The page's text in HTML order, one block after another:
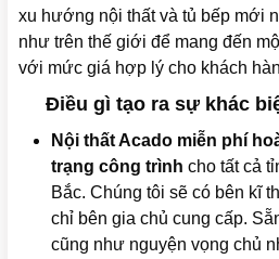
xu hướng nội thất và tủ bếp mới
như trên thế giới để mang đến
với mức giá hợp lý cho khách
Điều gì tạo ra sự khác
Nội thất Acado miễn phí
trạng công trình cho tất cả
Bắc. Chúng tôi sẽ có bên kĩ
chỉ bên gia chủ cung cấp.
cũng như nguyện vọng chủ